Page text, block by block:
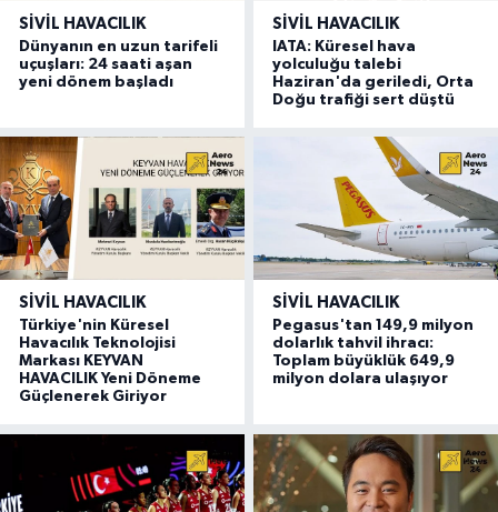
SIVIL HAVACILIK
Dünyanın en uzun tarifeli
uçuşları: 24 saati aşan
yeni dönem başladı
SIVIL HAVACILIK
IATA: Küresel hava
yolculuğu talebi
Haziran'da geriledi, Orta
Doğu trafiği sert düştü
SIVIL HAVACILIK
Türkiye'nin Küresel
Havacılık Teknolojisi
Markası KEYVAN
HAVACILIK Yeni Döneme
Güçlenerek Giriyor
SIVIL HAVACILIK
Pegasus'tan 149,9 milyon
dolarlık tahvil ihracı:
Toplam büyüklük 649,9
milyon dolara ulaşıyor